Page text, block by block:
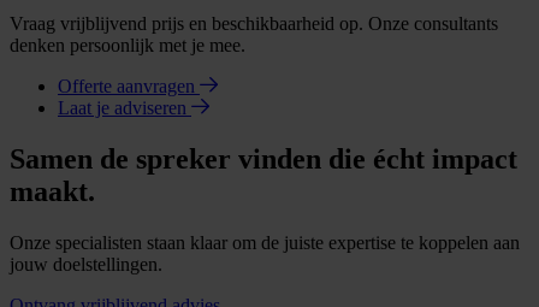
Vraag vrijblijvend prijs en beschikbaarheid op. Onze consultants
denken persoonlijk met je mee.
Offerte aanvragen
Laat je adviseren
Samen de spreker vinden die écht impact
maakt.
Onze specialisten staan klaar om de juiste expertise te koppelen aan
jouw doelstellingen.